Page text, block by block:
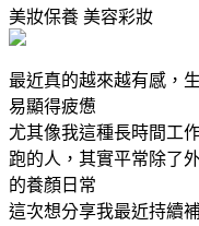
美妝保養 美容彩妝
最近真的越來越有感，
易顯得疲憊
尤其像我這種長時間工
跑的人，其實平常除了
的養顏日常
這次想分享我最近持續